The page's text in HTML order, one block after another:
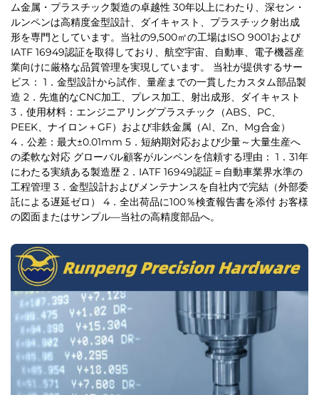
ム金属・プラスチック製造の卓越性 30年以上にわたり、深セン・
ルンペンは高精度金型設計、ダイキャスト、プラスチック射出成
形を専門としています。当社の9,500㎡の工場はISO 9001および
IATF 16949認証を取得しており、航空宇宙、自動車、電子機器産
業向けに厳格な品質管理を実現しています。 当社が提供するサー
ビス： 1．金型設計から試作、量産までの一貫したカスタム部品製
造 2．先進的なCNC加工、プレス加工、射出成形、ダイキャスト
3．使用材料：エンジニアリングプラスチック（ABS、PC、
PEEK、ナイロン＋GF）および非鉄金属（Al、Zn、Mg合金）
4．公差：最大±0.01mm 5．短納期対応および少量～大量生産へ
の柔軟な対応 グローバル顧客がルンペンを信頼する理由： 1．31年
にわたる実績ある製造歴 2．IATF 16949認証＝自動車業界水準の
工程管理 3．金型設計およびメンテナンスを自社内で完結（外部委
託による遅延ゼロ） 4．全出荷品に100％検査報告書を添付 お客様
の図面またはサンプル—当社の高精度部品へ。